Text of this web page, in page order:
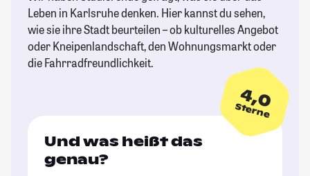
Leben in Karlsruhe denken. Hier kannst du sehen,
wie sie ihre Stadt beurteilen – ob kulturelles Angebot
oder Kneipenlandschaft, den Wohnungsmarkt oder
die Fahrradfreundlichkeit.
4,0
Sterne
Und was heißt das
genau?